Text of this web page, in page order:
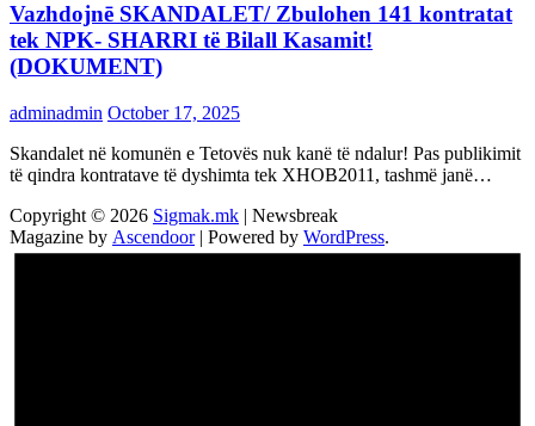
Vazhdojnē SKANDALET/ Zbulohen 141 kontratat
tek NPK- SHARRI të Bilall Kasamit!
(DOKUMENT)
adminadmin October 17, 2025
Skandalet në komunën e Tetovës nuk kanë të ndalur! Pas publikimit
të qindra kontratave të dyshimta tek XHOB2011, tashmë janë…
Copyright © 2026 Sigmak.mk | Newsbreak
Magazine by Ascendoor| Powered by WordPress.